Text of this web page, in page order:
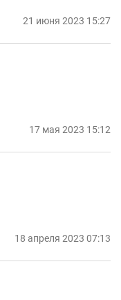
21 июня 2023 15:27
17 мая 2023 15:12
18 апреля 2023 07:13